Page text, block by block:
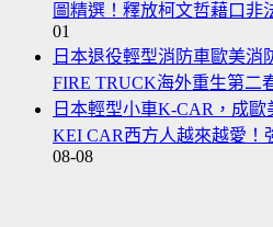
圖精選！釋放柯文哲藉口非
01
日本退役輕型消防車歐美
FIRE TRUCK海外重生第二
日本輕型小車K-CAR，成歐
KEI CAR西方人越來越愛！
08-08